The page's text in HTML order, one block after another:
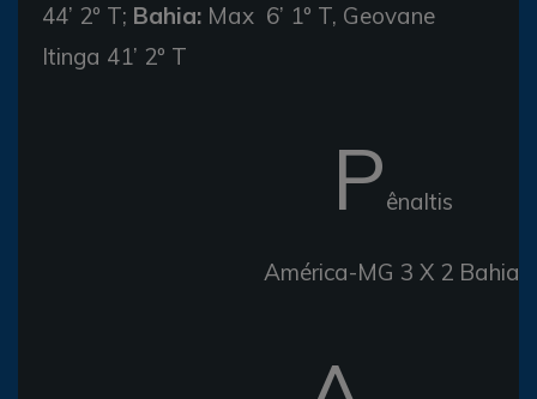
44’ 2º T; Bahia: Max 6’ 1º T, Geovane
Itinga 41’ 2º T
Pênaltis
América-MG 3 X 2 Bahia